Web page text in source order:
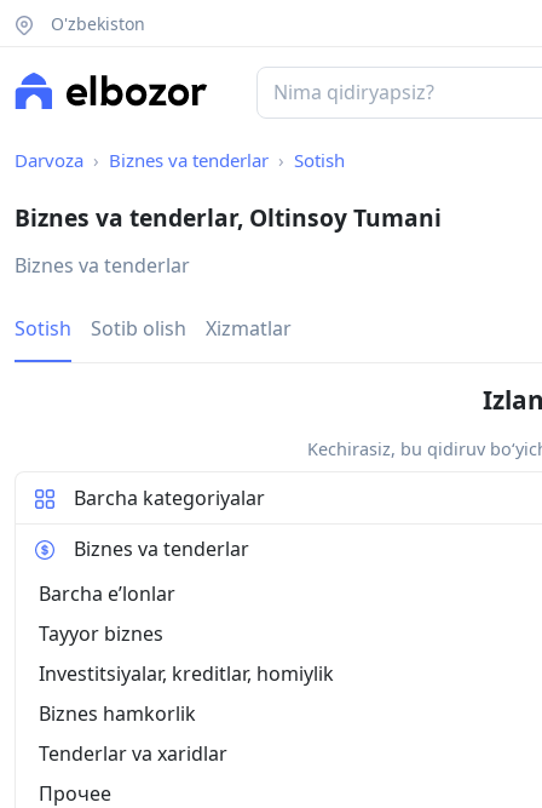
O'zbekiston
Darvoza Biznes va tenderlar Sotish
Biznes va tenderlar, Oltinsoy Tumani
Biznes va tenderlar
Sotish Sotib olish Xizmatlar
Kechirasiz, bu qidiruv
Barcha kategoriyalar
Biznes va tenderlar
Barcha eʼlonlar
Tayyor biznes
Investitsiyalar, kreditlar, homiylik
Biznes hamkorlik
Tenderlar va xaridlar
Прочее